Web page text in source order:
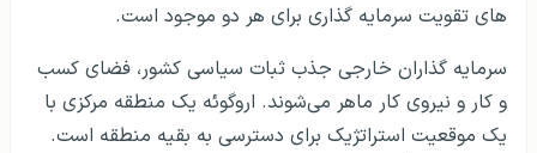
های تقویت سرمایه گذاری برای هر دو موجود است.
سرمایه گذاران خارجی جذب ثبات سیاسی کشور، فضای کسب
و کار و نیروی کار ماهر می‌شوند. اروگوئه یک منطقه مرکزی با
یک موقعیت استراتژیک برای دسترسی به بقیه منطقه است.